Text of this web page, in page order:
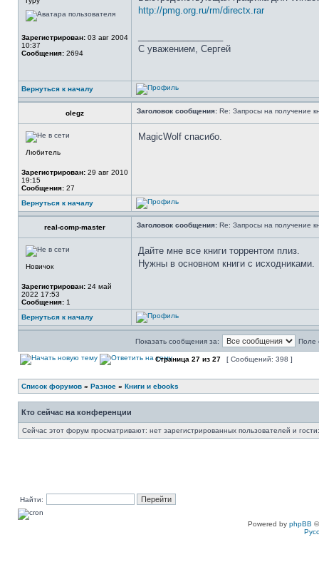
Зарегистрирован: 03 авг 2004
10:37
Сообщения: 2694
http://pmg.org.ru/rm/directx.rar
С уважением, Сергей
Вернуться к началу
olegz Заголовок сообщения: Re: Запросы на получение
Любитель
Зарегистрирован: 29 авг 2010
19:15
Сообщения: 27
MagicWolf спасибо.
Вернуться к началу
real-comp-master Заголовок сообщения: Re: Запросы на получение
Новичок
Зарегистрирован: 24 май
2022 17:53
Сообщения: 1
Дайте мне все книги торрентом плиз.
Нужны в основном книги с исходниками.
Вернуться к началу
Показать сообщения за: Поле
Страница 27 из 27 [ Сообщений: 398 ]
Список форумов » Разное » Книги и ebooks
Кто сейчас на конференции
Сейчас этот форум просматривают: нет зарегистрированных пользователей и
Найти:
Powered by phpBB